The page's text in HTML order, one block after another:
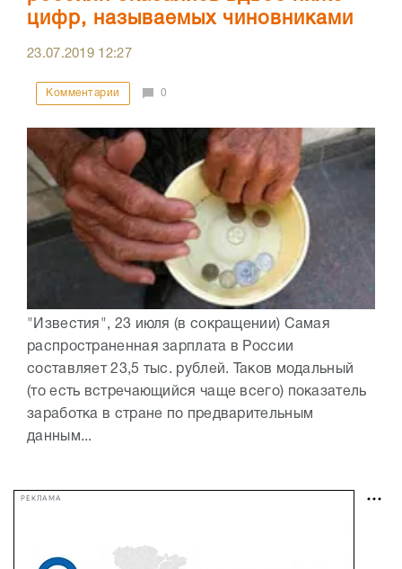
цифр, называемых чиновниками
23.07.2019 12:27
Комментарии 0
"Известия", 23 июля (в сокращении) Самая
распространенная зарплата в России
составляет 23,5 тыс. рублей. Таков модальный
(то есть встречающийся чаще всего) показатель
заработка в стране по предварительным
данным...
РЕКЛАМА